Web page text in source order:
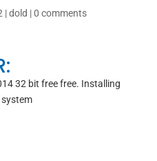
|dold |0 comments
32 bit free free. Installing
system